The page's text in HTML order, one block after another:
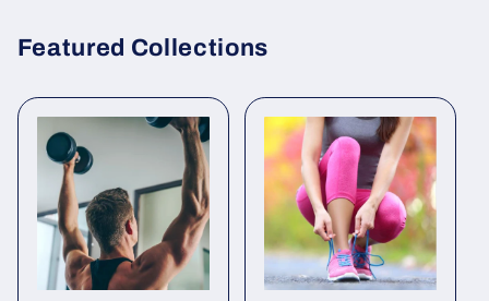
Featured Collections